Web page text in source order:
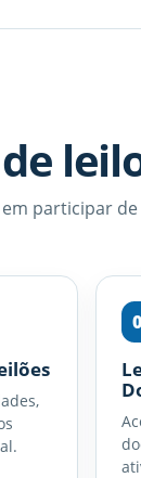
participar de